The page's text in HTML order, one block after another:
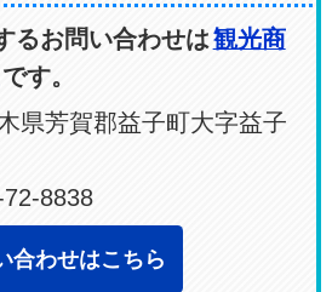
るお問い合わせは観光商
です。
県芳賀郡益子町大字益子
8838
合わせはこちら